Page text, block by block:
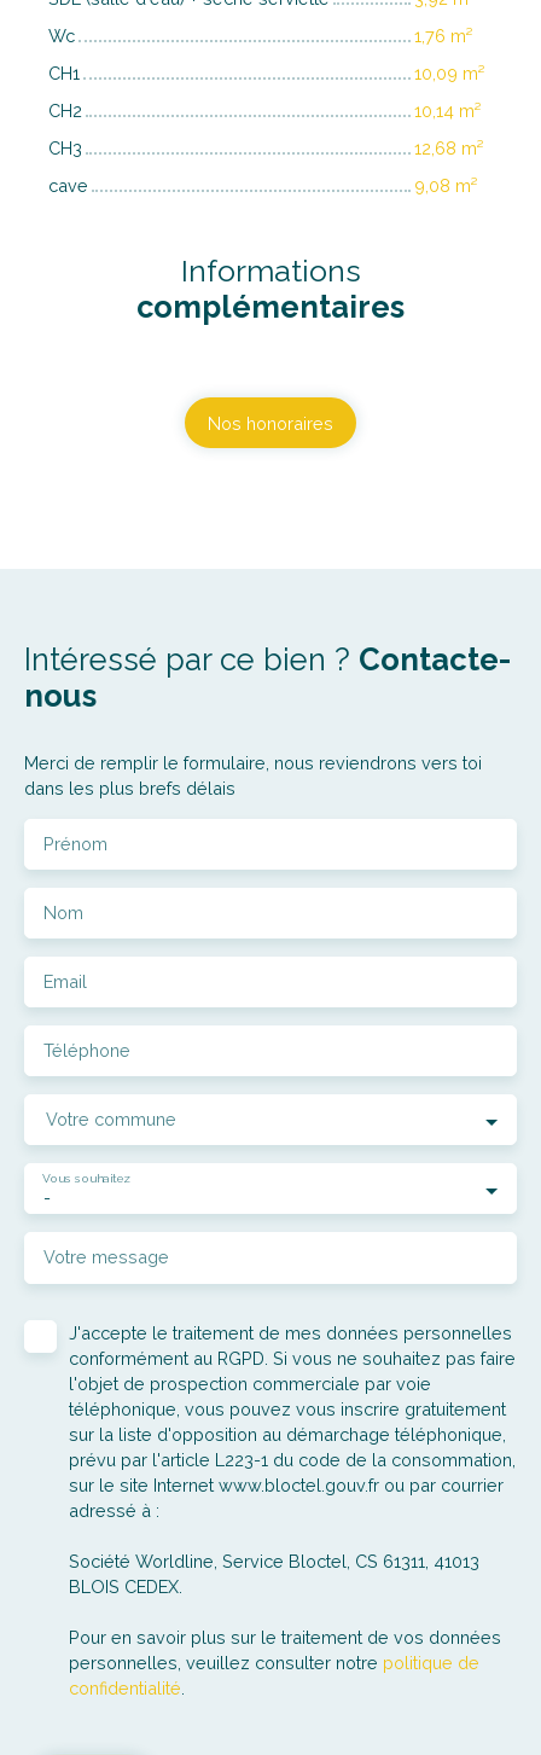
Wc
1,76 m²
CH1
10,09 m²
CH2
10,14 m²
CH3
12,68 m²
cave
9,08 m²
Informations
complémentaires
Nos honoraires
Intéressé par ce bien ? Contacte-
nous
Merci de remplir le formulaire, nous reviendrons vers toi
dans les plus brefs délais
Prénom
Nom
Email
Téléphone
Votre commune
-
Vous souhaitez
Votre message
J'accepte le traitement de mes données personnelles
conformément au RGPD. Si vous ne souhaitez pas faire
l'objet de prospection commerciale par voie
téléphonique, vous pouvez vous inscrire gratuitement
sur la liste d'opposition au démarchage téléphonique,
prévu par l'article L223-1 du code de la consommation,
sur le site Internet www.bloctel.gouv.fr ou par courrier
adressé à :
Société Worldline, Service Bloctel, CS 61311, 41013
BLOIS CEDEX.
Pour en savoir plus sur le traitement de vos données
personnelles, veuillez consulter notre politique de
confidentialité